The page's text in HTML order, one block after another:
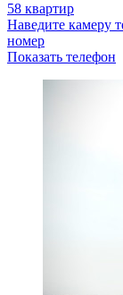
58 квартир
Наведите камеру
номер
Показать телефон